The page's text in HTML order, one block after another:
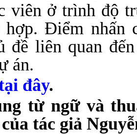
viên ở trình độ
hợp. Điểm nhấn
đề liên quan
án.
đây.
từ ngữ và
tác giả